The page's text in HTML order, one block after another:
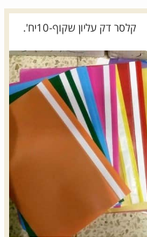
קלסר דק עליון שקוף-10יח'.